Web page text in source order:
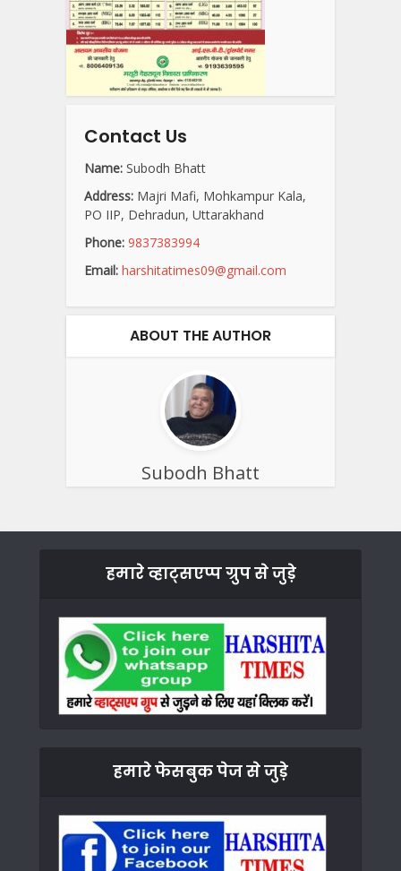
Contact Us
Name: Subodh Bhatt
Address: Majri Mafi, Mohkampur Kala,
PO IIP, Dehradun, Uttarakhand
Phone: 9837383994
Email: harshitatimes09@gmail.com
ABOUT THE AUTHOR
Subodh Bhatt
हमारे व्हाट्सएप्प ग्रुप से जुड़े
हमारे फेसबुक पेज से जुड़े